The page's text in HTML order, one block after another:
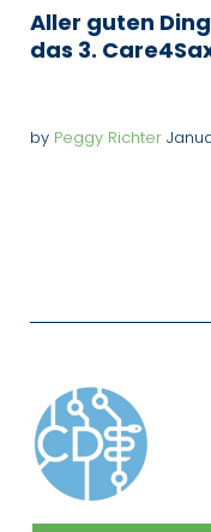
Aller guten
das 3.
by Peggy Richter